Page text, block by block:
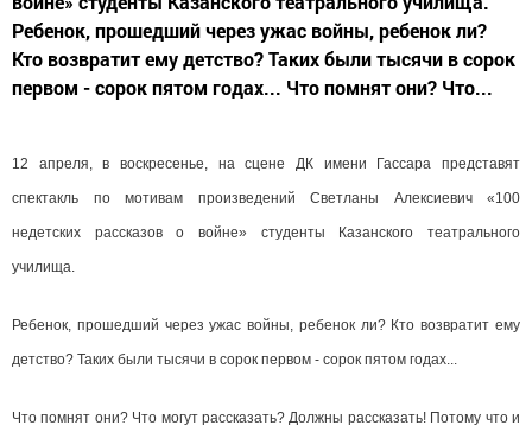
Ребенок, прошедший через ужас войны, ребенок ли?
Кто возвратит ему детство? Таких были тысячи в сорок
первом - сорок пятом годах... Что помнят они? Что...
12 апреля, в воскресенье, на сцене ДК имени Гассара представят
спектакль по мотивам произведений Светланы Алексиевич «100
недетских рассказов о войне» студенты Казанского театрального
училища.
Ребенок, прошедший через ужас войны, ребенок ли? Кто возвратит ему
детство? Таких были тысячи в сорок первом - сорок пятом годах...
Что помнят они? Что могут рассказать? Должны рассказать! Потому что и